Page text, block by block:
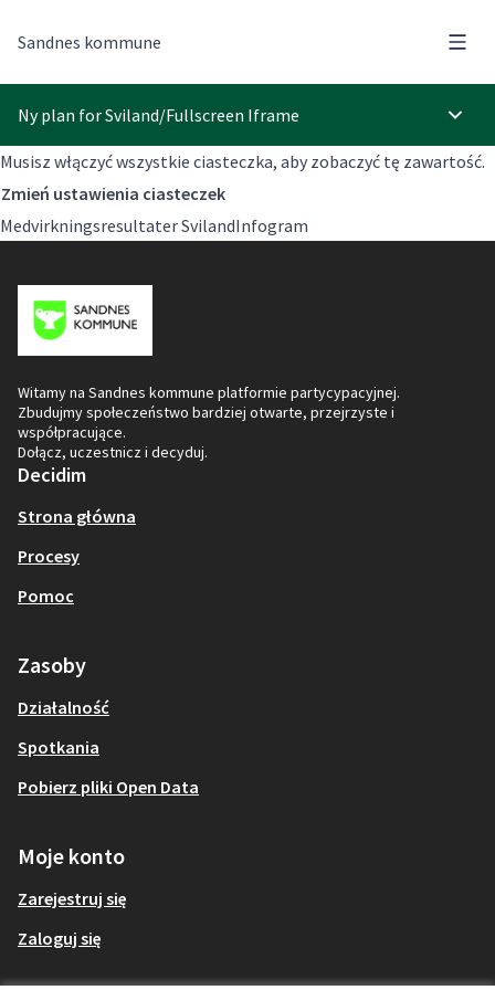
Sandnes kommune
Ny plan for Sviland/Fullscreen Iframe
Menu
Musisz włączyć wszystkie ciasteczka, aby zobaczyć tę zawartość.
Zmień ustawienia ciasteczek
Medvirkningsresultater SvilandInfogram
Witamy na Sandnes kommune platformie partycypacyjnej.
Zbudujmy społeczeństwo bardziej otwarte, przejrzyste i
współpracujące.
Dołącz, uczestnicz i decyduj.
Decidim
Strona główna
Procesy
Pomoc
Zasoby
Działalność
Spotkania
Pobierz pliki Open Data
Moje konto
Zarejestruj się
Zaloguj się